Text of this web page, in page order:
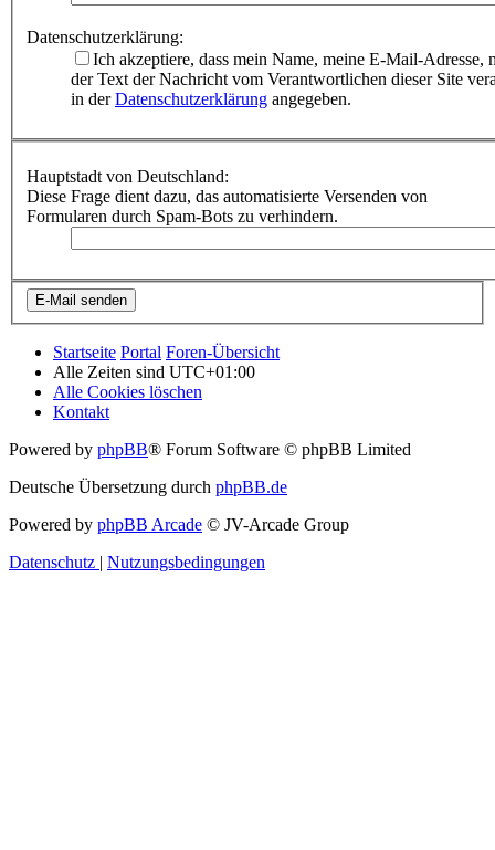
Datenschutzerklärung:
Ich akzeptiere, dass mein Name, meine E-Mail-Adresse,
der Text der Nachricht vom Verantwortlichen dieser Site
in derDatenschutzerklärung angegeben.
Hauptstadt von Deutschland:
Diese Frage dient dazu, das automatisierte Versenden von
Formularen durch Spam-Bots zu verhindern.
Startseite Portal Foren-Übersicht
Alle Zeiten sind UTC+01:00
Alle Cookies löschen
Kontakt
Powered by phpBB® Forum Software © phpBB Limited
Deutsche Übersetzung durch phpBB.de
Powered by phpBB Arcade © JV-Arcade Group
Datenschutz
Nutzungsbedingungen